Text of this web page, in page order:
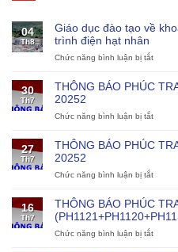
04
Th8
Giáo dục đào tạo về
trình điện hạt nhân
Chức năng bình luận bị tắt
dục
đào
học
chương
trình
30
Th7
THÔNG BÁO PHÚC
20252
Chức năng bình luận bị tắt
BÁO
PHÚC
lý
1
27
Th7
THÔNG BÁO PHÚC
20252
Chức năng bình luận bị tắt
BÁO
PHÚC
TRA
16
Th7
THÔNG BÁO PHÚC
Chức năng bình luận bị tắt